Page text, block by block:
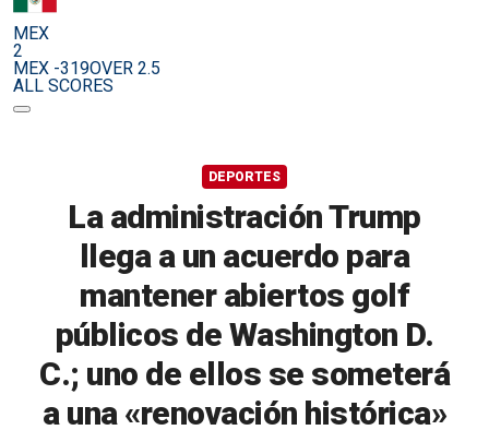
MEX
2
MEX -319OVER 2.5
ALL SCORES
DEPORTES
La administración Trump
llega a un acuerdo para
mantener abiertos golf
públicos de Washington D.
C.; uno de ellos se someterá
a una «renovación histórica»